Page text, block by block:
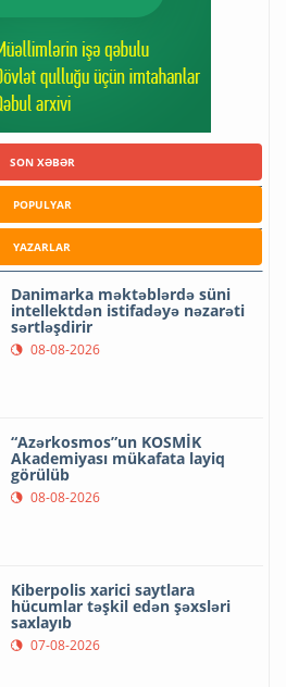
SON XƏBƏR
POPULYAR
YAZARLAR
Danimarka məktəblərdə süni
intellektdən istifadəyə nəzarəti
sərtləşdirir
08-08-2026
“Azərkosmos”un KOSMİK
Akademiyası mükafata layiq
görülüb
08-08-2026
Kiberpolis xarici saytlara
hücumlar təşkil edən şəxsləri
saxlayıb
07-08-2026